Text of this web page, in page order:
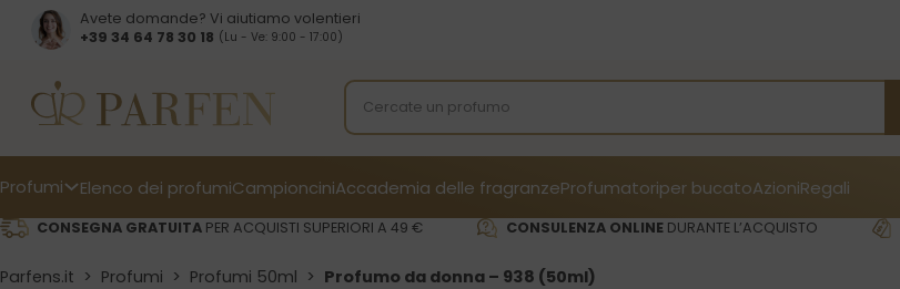
Avete domande? Vi aiutiamo volentieri
+39 34 64 78 30 18 (Lu - Ve: 9:00 - 17:00)
Profumi Elenco dei profumiCampionciniAccademia delle fragranzeProfumatoriper bucatoAzioniRegali
CONSEGNA GRATUITA PER ACQUISTI SUPERIORI A 49 € CONSULENZA ONLINEDURANTE L’ACQUISTO
Parfens.it > Profumi > Profumi 50ml > Profumo da donna – 938 (50ml)